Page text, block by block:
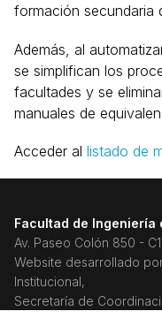
formación secundaria
Además, al
se simplifican los
facultades y se
manuales de
Acceder al listado de
Facultad de Ingeniería
Av. Paseo Colón 850 -
Website desarrollado
Institucional,
Secretaría de